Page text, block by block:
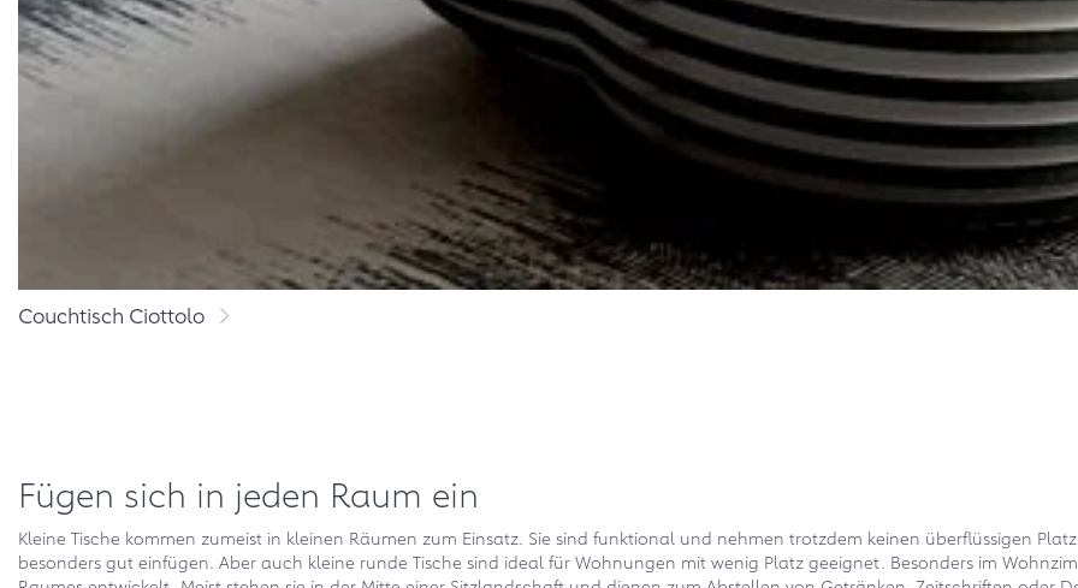
Couchtisch Ciottolo
Fügen sich in jeden Raum ein
Kleine Tische kommen zumeist in kleinen Räumen zum Einsatz. Sie sind funktional und nehmen trotzdem keinen überflüssigen
besonders gut einfügen. Aber auch kleine runde Tische sind ideal für Wohnungen mit wenig Platz geeignet. Besonders im